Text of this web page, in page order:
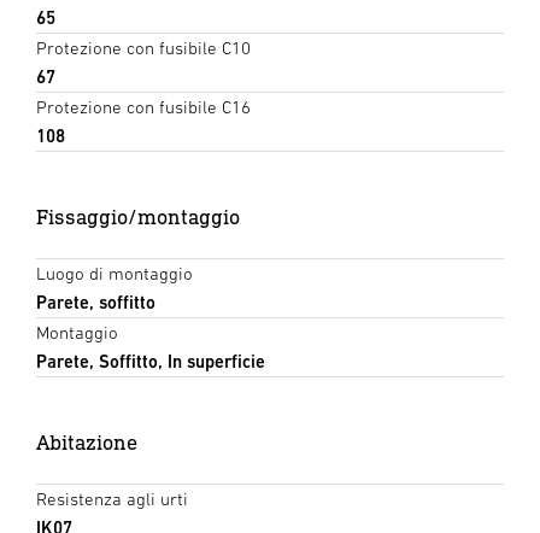
65
Protezione con fusibile C10
67
Protezione con fusibile C16
108
Fissaggio/montaggio
Luogo di montaggio
Parete, soffitto
Montaggio
Parete, Soffitto, In superficie
Abitazione
Resistenza agli urti
IK07